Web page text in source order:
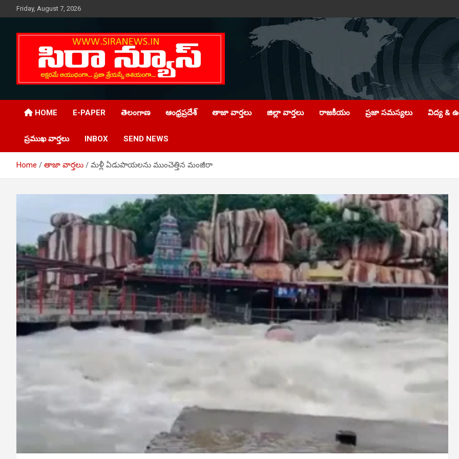
to
Friday, August 7, 2026
SIRA NEWS
HOME E-PAPER తెలంగాణ ఆంధ్రప్రదేశ్ తాజా వార్తలు జిల్లా వార్తలు రాజకీయం ప్రజా సమస్యలు విద్య &
ప్రముఖ వార్తలు INBOX SEND NEWS
Home తాజా వార్తలు మళ్లీ ఏడుపాయలను ముంచెత్తిన మంజీరా